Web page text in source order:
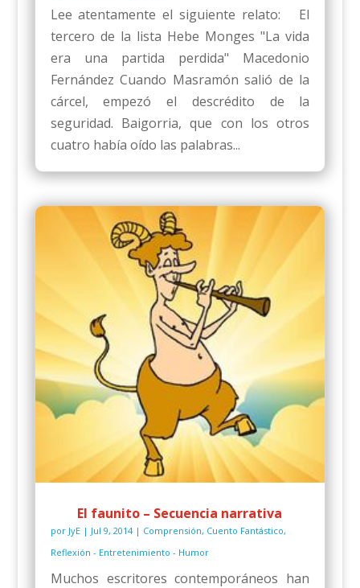
Lee atentamente el siguiente relato: El
tercero de la lista Hebe Monges "La vida
era una partida perdida" Macedonio
Fernández Cuando Masramón salió de la
cárcel, empezó el descrédito de la
seguridad. Baigorria, que con los otros
cuatro había oído las palabras...
El faunito – Secuencia narrativa
por JyE| Jul 9, 2014| Comprensión, Cuento Fantástico,
Reflexión - Entretenimiento - Humor
Muchos escritores contemporáneos han